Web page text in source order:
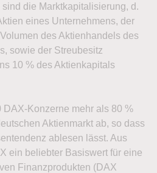
die Marktkapitalisierung, d.
eines Unternehmens, der
des Aktienhandels des
sowie der Streubesitz
10 % des Aktienkapitals
Konzerne mehr als 80 %
Aktienmarkt ab, so dass
ablesen lässt. Aus
ein beliebter Basiswert für eine
Finanzprodukten (DAX